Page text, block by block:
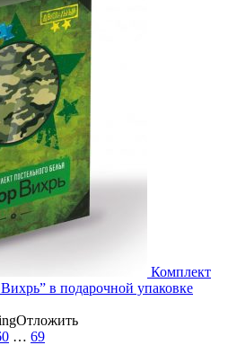
Комплект
в подарочной упаковке
Отложить
… 69